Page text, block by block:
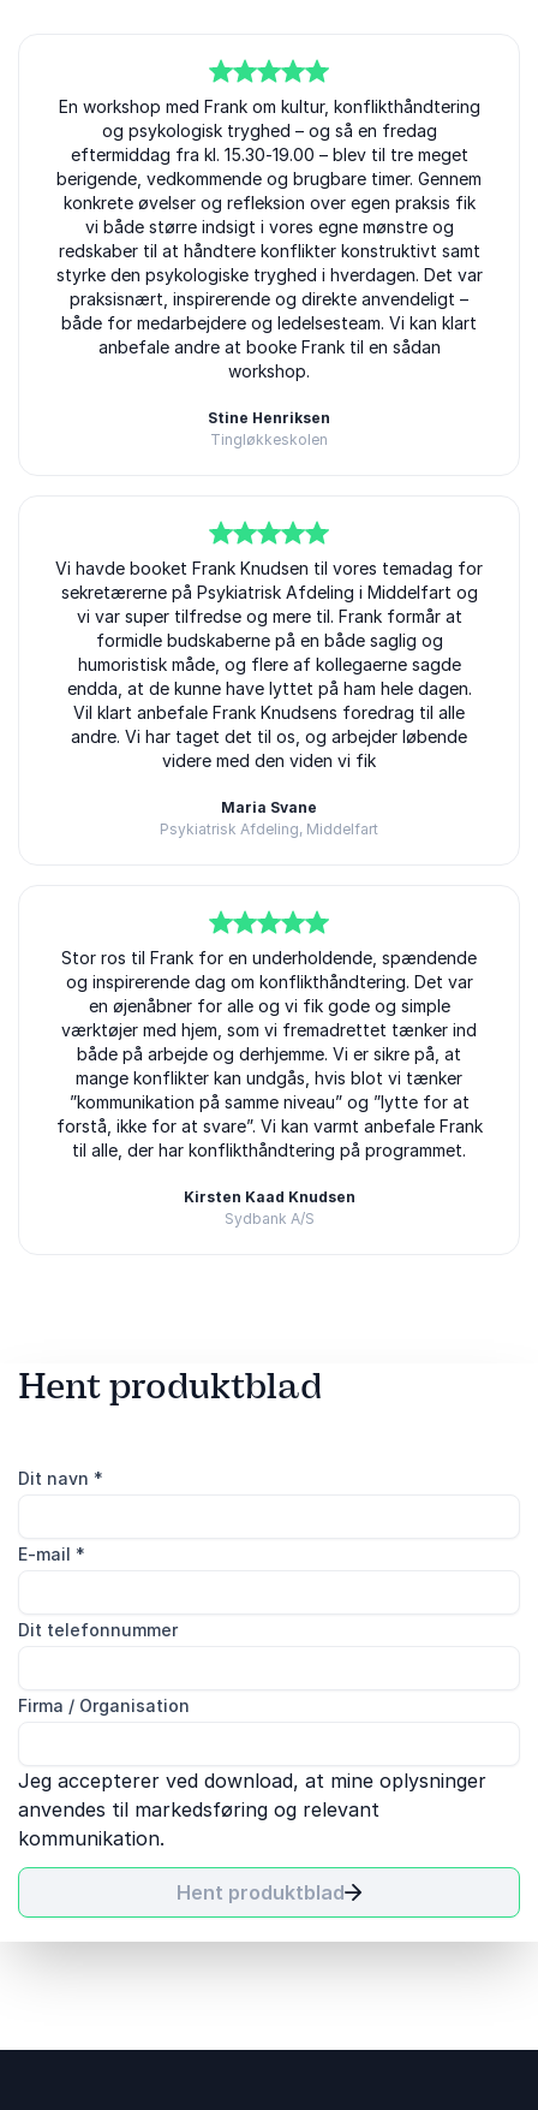
5ud af5
En workshop med Frank om kultur, konflikthåndtering
og psykologisk tryghed – og så en fredag
eftermiddag fra kl. 15.30-19.00 – blev til tre meget
berigende, vedkommende og brugbare timer. Gennem
konkrete øvelser og refleksion over egen praksis fik
vi både større indsigt i vores egne mønstre og
redskaber til at håndtere konflikter konstruktivt samt
styrke den psykologiske tryghed i hverdagen. Det var
praksisnært, inspirerende og direkte anvendeligt –
både for medarbejdere og ledelsesteam. Vi kan klart
anbefale andre at booke Frank til en sådan
workshop.
Stine Henriksen
Tingløkkeskolen
5ud af 5
Vi havde booket Frank Knudsen til vores temadag for
sekretærerne på Psykiatrisk Afdeling i Middelfart og
vi var super tilfredse og mere til. Frank formår at
formidle budskaberne på en både saglig og
humoristisk måde, og flere af kollegaerne sagde
endda, at de kunne have lyttet på ham hele dagen.
Vil klart anbefale Frank Knudsens foredrag til alle
andre. Vi har taget det til os, og arbejder løbende
videre med den viden vi fik
Maria Svane
Psykiatrisk Afdeling, Middelfart
5ud af 5
Stor ros til Frank for en underholdende, spændende
og inspirerende dag om konflikthåndtering. Det var
en øjenåbner for alle og vi fik gode og simple
værktøjer med hjem, som vi fremadrettet tænker ind
både på arbejde og derhjemme. Vi er sikre på, at
mange konflikter kan undgås, hvis blot vi tænker
”kommunikation på samme niveau” og ”lytte for at
forstå, ikke for at svare”. Vi kan varmt anbefale Frank
til alle, der har konflikthåndtering på programmet.
Kirsten Kaad Knudsen
Sydbank A/S
Hent produktblad
Dit navn *
E-mail *
Dit telefonnummer
Firma / Organisation
Jeg accepterer ved download, at mine oplysninger
anvendes til markedsføring og relevant
kommunikation.
Hent produktblad